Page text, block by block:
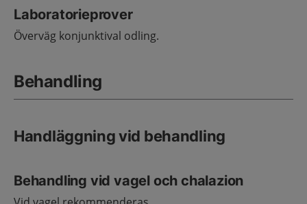
Laboratorieprover
Överväg konjunktival odling.
Behandling
Handläggning vid behandling
Behandling vid vagel och chalazion